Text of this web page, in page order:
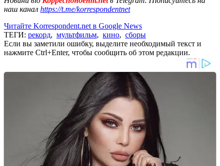
наш канал https://t.me/korrespondentnet
Читайте Korrespondent.net в Google News
ТЕГИ: рекорд, мультфильм, кино, сборы
Если вы заметили ошибку, выделите необходимый текст и
нажмите Ctrl+Enter, чтобы сообщить об этом редакции.